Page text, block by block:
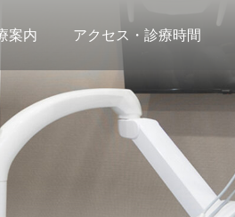
案内 アクセス・診療時間